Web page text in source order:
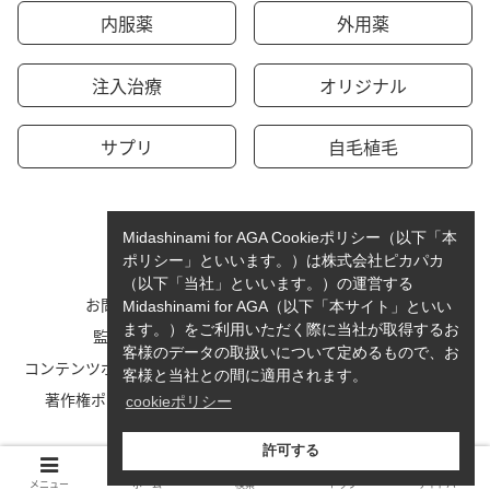
内服薬 外用薬
注入治療 オリジナル
サプリ 自毛植毛
お問い合わせ
運営者情報
監修者一覧
cookieポリシーについて
コンテンツポリシーと運営指針
利用規約
著作権ポリシー/免責事項
サイトマップ
© 2023-2026 Midashinami for AGA.
メニュー ホーム 検索 トップ サイドバー
Midashinami for AGA Cookieポリシー（以下「本
ポリシー」といいます。）は株式会社ピカパカ
（以下「当社」といいます。）の運営する
Midashinami for AGA（以下「本サイト」といい
ます。）をご利用いただく際に当社が取得するお
客様のデータの取扱いについて定めるもので、お
客様と当社との間に適用されます。
cookieポリシー
許可する